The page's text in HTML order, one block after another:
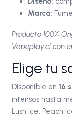
Marca:
Producto 100%
Vapeplay.cl con
Elige tu
Disponible en 16
intensos hasta
Lush Ice, Peach